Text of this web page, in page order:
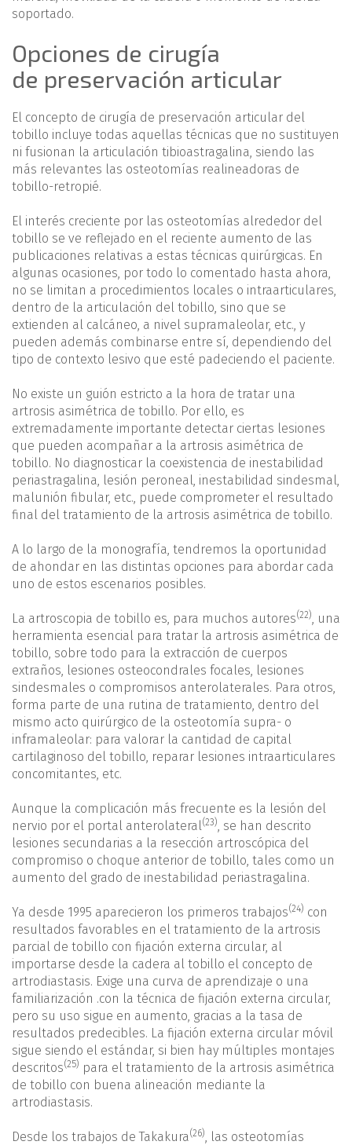
soportado.
Opciones de cirugía
de preservación articular
El concepto de cirugía de preservación articular del
tobillo incluye todas aquellas técnicas que no sustituyen
ni fusionan la articulación tibioastragalina, siendo las
más relevantes las osteotomías realineadoras de
tobillo-retropié.
El interés creciente por las osteotomías alrededor del
tobillo se ve reflejado en el reciente aumento de las
publicaciones relativas a estas técnicas quirúrgicas. En
algunas ocasiones, por todo lo comentado hasta ahora,
no se limitan a procedimientos locales o intraarticulares,
dentro de la articulación del tobillo, sino que se
extienden al calcáneo, a nivel supramaleolar, etc., y
pueden además combinarse entre sí, dependiendo del
tipo de contexto lesivo que esté padeciendo el paciente.
No existe un guión estricto a la hora de tratar una
artrosis asimétrica de tobillo. Por ello, es
extremadamente importante detectar ciertas lesiones
que pueden acompañar a la artrosis asimétrica de
tobillo. No diagnosticar la coexistencia de inestabilidad
periastragalina, lesión peroneal, inestabilidad sindesmal,
malunión fibular, etc., puede comprometer el resultado
final del tratamiento de la artrosis asimétrica de tobillo.
A lo largo de la monografía, tendremos la oportunidad
de ahondar en las distintas opciones para abordar cada
uno de estos escenarios posibles.
La artroscopia de tobillo es, para muchos autores(22), una
herramienta esencial para tratar la artrosis asimétrica de
tobillo, sobre todo para la extracción de cuerpos
extraños, lesiones osteocondrales focales, lesiones
sindesmales o compromisos anterolaterales. Para otros,
forma parte de una rutina de tratamiento, dentro del
mismo acto quirúrgico de la osteotomía supra- o
inframaleolar: para valorar la cantidad de capital
cartilaginoso del tobillo, reparar lesiones intraarticulares
concomitantes, etc.
Aunque la complicación más frecuente es la lesión del
nervio por el portal anterolateral(23), se han descrito
lesiones secundarias a la resección artroscópica del
compromiso o choque anterior de tobillo, tales como un
aumento del grado de inestabilidad periastragalina.
Ya desde 1995 aparecieron los primeros trabajos(24) con
resultados favorables en el tratamiento de la artrosis
parcial de tobillo con fijación externa circular, al
importarse desde la cadera al tobillo el concepto de
artrodiastasis. Exige una curva de aprendizaje o una
familiarización .con la técnica de fijación externa circular,
pero su uso sigue en aumento, gracias a la tasa de
resultados predecibles. La fijación externa circular móvil
sigue siendo el estándar, si bien hay múltiples montajes
descritos(25) para el tratamiento de la artrosis asimétrica
de tobillo con buena alineación mediante la
artrodiastasis.
Desde los trabajos de Takakura(26), las osteotomías